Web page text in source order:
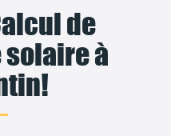
de
à